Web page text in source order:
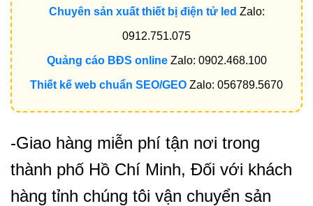
Chuyên sản xuất thiết bị điện tử led Zalo:
0912.751.075
Quảng cáo BĐS onlineZalo: 0902.468.100
Thiết kế web chuẩn SEO/GEO Zalo: 056789.5670
-Giao hàng miễn phí tận nơi trong
thành phố Hồ Chí Minh, Đối với khách
hàng tỉnh chúng tôi vận chuyển sản